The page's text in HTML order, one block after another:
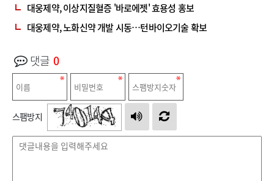
대웅제약, 이상지질혈증 '바로에젯' 효용성 홍보
대웅제약, 노화신약 개발 시동…턴바이오기술 확보
댓글 0
스팸방지